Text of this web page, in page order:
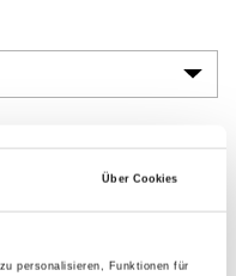
Über Cookies
personalisieren, Funktionen für